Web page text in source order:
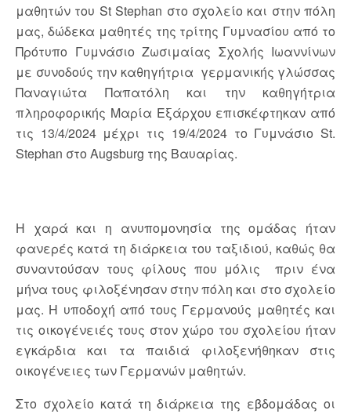
μαθητών του St Stephan στο σχολείο και στην πόλη
μας, δώδεκα μαθητές της τρίτης Γυμνασίου από το
Πρότυπο Γυμνάσιο Ζωσιμαίας Σχολής Ιωαννίνων
με συνοδούς την καθηγήτρια γερμανικής γλώσσας
Παναγιώτα Παπατόλη και την καθηγήτρια
πληροφορικής Μαρία Εξάρχου επισκέφτηκαν από
τις 13/4/2024 μέχρι τις 19/4/2024 το Γυμνάσιο St.
Stephan στο Augsburg της Βαυαρίας.
Η χαρά και η ανυπομονησία της ομάδας ήταν
φανερές κατά τη διάρκεια του ταξιδιού, καθώς θα
συναντούσαν τους φίλους που μόλις πριν ένα
μήνα τους φιλοξένησαν στην πόλη και στο σχολείο
μας. Η υποδοχή από τους Γερμανούς μαθητές και
τις οικογένειές τους στον χώρο του σχολείου ήταν
εγκάρδια και τα παιδιά φιλοξενήθηκαν στις
οικογένειες των Γερμανών μαθητών.
Στο σχολείο κατά τη διάρκεια της εβδομάδας οι